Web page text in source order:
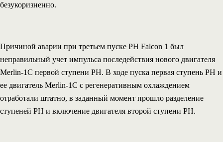
безукоризненно.
Причиной аварии при третьем пуске РН Falcon 1 был
неправильный учет импульса последействия нового двигателя
Merlin-1C первой ступени РН. В ходе пуска первая ступень РН и
ее двигатель Merlin-1C с регенеративным охлаждением
отработали штатно, в заданный момент прошло разделение
ступеней РН и включение двигателя второй ступени РН.